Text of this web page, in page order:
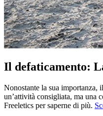
Il defaticamento:
Nonostante la sua importanza,
un’attività consigliata, ma una
Freeletics per saperne di più.